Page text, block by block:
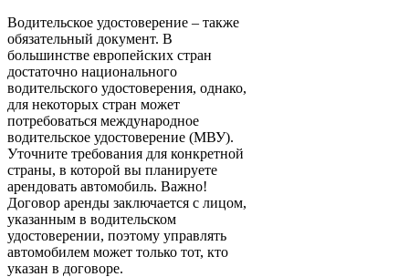
Водительское удостоверение – также
обязательный документ. В
большинстве европейских стран
достаточно национального
водительского удостоверения, однако,
для некоторых стран может
потребоваться международное
водительское удостоверение (МВУ).
Уточните требования для конкретной
страны, в которой вы планируете
арендовать автомобиль. Важно!
Договор аренды заключается с лицом,
указанным в водительском
удостоверении, поэтому управлять
автомобилем может только тот, кто
указан в договоре.